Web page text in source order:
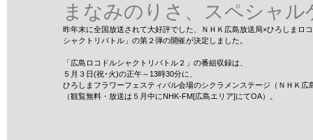
まなみのりさ、スペシャル
昨年末に全国放送されて大好評でした、ＮＨＫ広島放送局×ひろしまロ
シャクトリバトル」の第２弾の開催が決定しました。
「広島ロコドルシャクトリバトル２」の番組収録は、
５月３日(祝･火)の正午～13時30分に、
ひろしまフラワーフェスティバル会場のシクラメンステージ（ＮＨＫ
（観覧無料・放送は５月中にNHK-FM[広島エリア]にてOA）。